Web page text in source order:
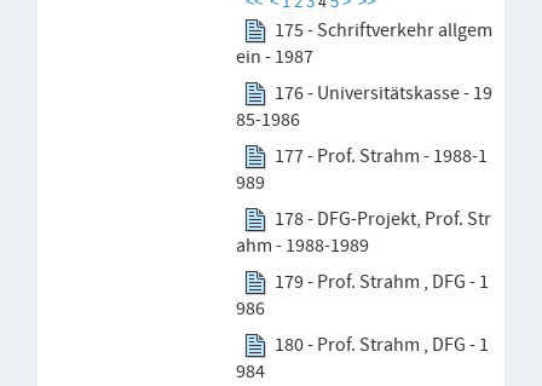
175 - Schriftverkehr allgem
ein - 1987
176 - Universitätskasse - 19
85-1986
177 - Prof. Strahm - 1988-1
989
178 - DFG-Projekt, Prof. Str
ahm - 1988-1989
179 - Prof. Strahm , DFG - 1
986
180 - Prof. Strahm , DFG - 1
984